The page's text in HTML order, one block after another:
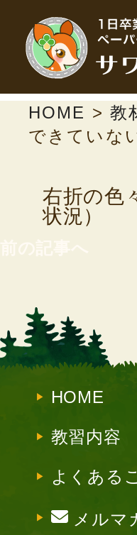
HOME >教
できていな
右折の色
状況）
HOME
教習内容
よくある
メルマ